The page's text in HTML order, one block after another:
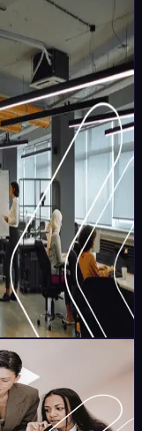
é
todo o
apenas
Tosetto·3min
tentar